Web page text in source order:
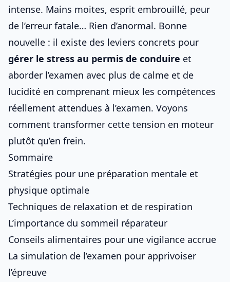
intense. Mains moites, esprit embrouillé, peur
de l’erreur fatale… Rien d’anormal. Bonne
nouvelle : il existe des leviers concrets pour
gérer le stress au permis de conduire et
aborder l’examen avec plus de calme et de
lucidité en comprenant mieux les compétences
réellement attendues à l’examen. Voyons
comment transformer cette tension en moteur
plutôt qu’en frein.
Sommaire
Stratégies pour une préparation mentale et
physique optimale
Techniques de relaxation et de respiration
L’importance du sommeil réparateur
Conseils alimentaires pour une vigilance accrue
La simulation de l’examen pour apprivoiser
l’épreuve